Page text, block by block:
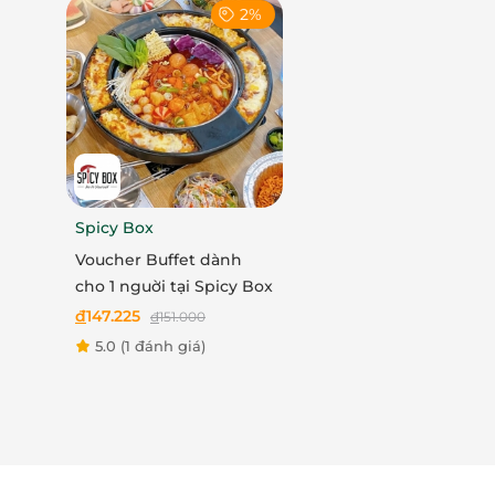
2%
Spicy Box
Voucher Buffet dành
cho 1 nguời tại Spicy Box
đ147.225 đ151.000
5.0 (1 đánh giá)